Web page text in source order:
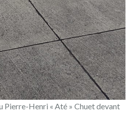
Pierre-Henri « Até » Chuet devant